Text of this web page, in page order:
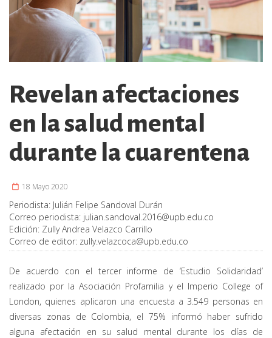
Revelan afectaciones
en la salud mental
durante la cuarentena
18 Mayo 2020
Periodista: Julián Felipe Sandoval Durán
Correo periodista: julian.sandoval.2016@upb.edu.co
Edición: Zully Andrea Velazco Carrillo
Correo de editor: zully.velazcoca@upb.edu.co
De acuerdo con el tercer informe de ‘Estudio Solidaridad’
realizado por la Asociación Profamilia y el Imperio College of
London, quienes aplicaron una encuesta a 3.549 personas en
diversas zonas de Colombia, el 75% informó haber sufrido
alguna afectación en su salud mental durante los días de